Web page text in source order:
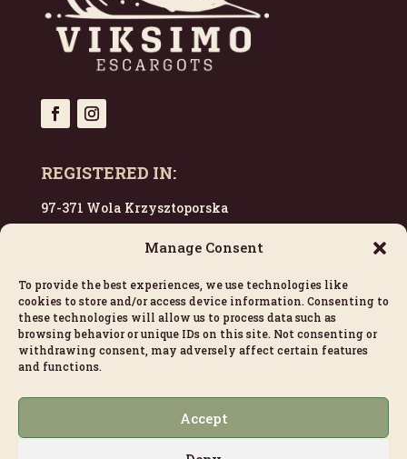
Manage Consent
To provide the best experiences, we use technologies like
cookies to store and/or access device information. Consenting to
these technologies will allow us to process data such as
browsing behavior or unique IDs on this site. Not consenting or
withdrawing consent, may adversely affect certain features
and functions.
Accept
REGISTERED IN:
97-371 Wola Krzysztoporska
CONTACT US:
escargots@viksimo.com
+33 628 774 374
LINKS:
Cookie Policy (EU)